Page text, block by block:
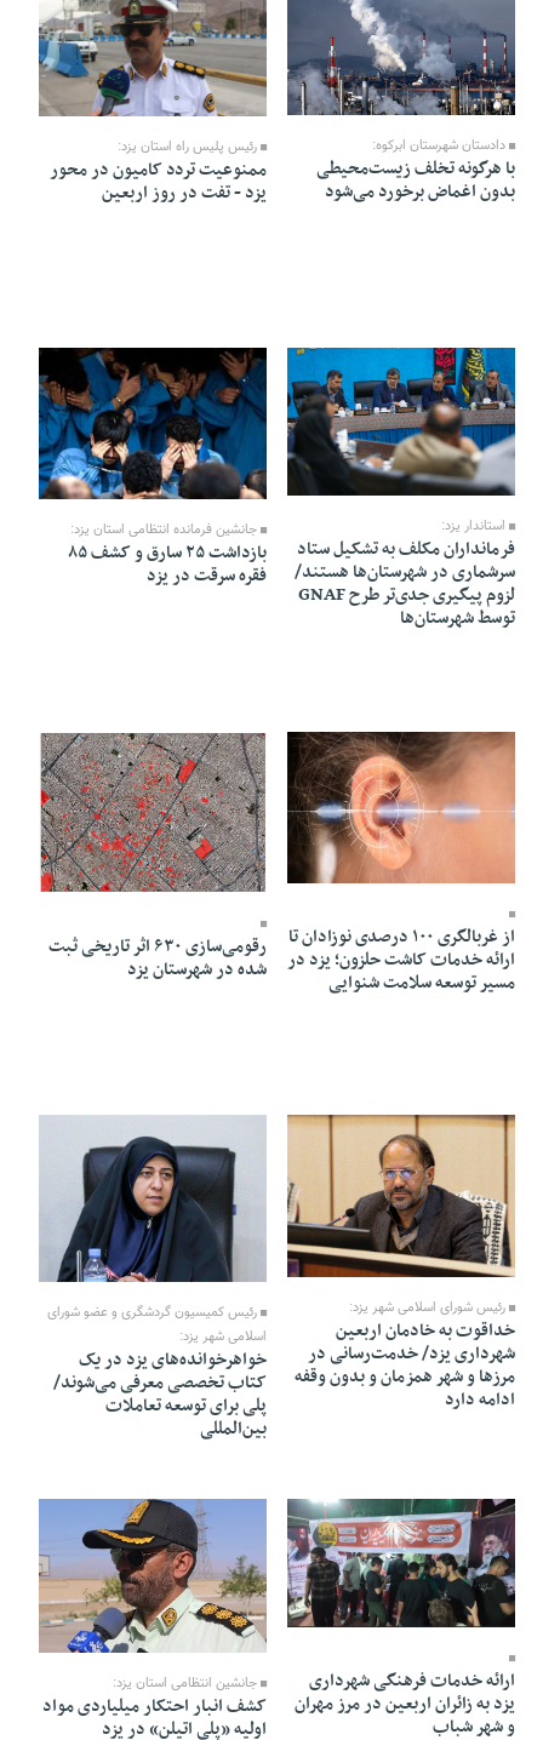
12 Mordad 1405 - 11:46
دادستان شهرستان ابرکوه:
با هرگونه تخلف زیست‌محیطی
بدون اغماض برخورد می‌شود
رئیس پلیس راه استان یزد:
ممنوعیت تردد کامیون در محور
یزد - تفت در روز اربعین
11 Mordad 1405 - 07:55
استاندار یزد:
فرمانداران مکلف به تشکیل ستاد
سرشماری در شهرستان‌ها هستند/
لزوم پیگیری جدی‌تر طرح GNAF
توسط شهرستان‌ها
10 Mordad 1405 - 22:01
جانشین فرمانده انتظامی استان یزد:
بازداشت ۲۵ سارق و کشف ۸۵
فقره سرقت در یزد
از غربالگری ۱۰۰ درصدی نوزادان تا
ارائه خدمات کاشت حلزون؛ یزد در
مسیر توسعه سلامت شنوایی
10 Mordad 1405 - 21:51
رقومی‌سازی ۶۳۰ اثر تاریخی ثبت‌
شده در شهرستان یزد
10 Mordad 1405 - 21:48
رئیس شورای اسلامی شهر یزد:
خداقوت به خادمان اربعین
شهرداری یزد/ خدمت‌رسانی در
مرزها و شهر همزمان و بدون وقفه
ادامه دارد
رئیس کمیسیون گردشگری و عضو شورای
اسلامی شهر یزد:
خواهرخوانده‌های یزد در یک
کتاب تخصصی معرفی می‌شوند/
پلی برای توسعه تعاملات
بین‌المللی
ارائه خدمات فرهنگی شهرداری
یزد به زائران اربعین در مرز مهران
و شهر شباب
10 Mordad 1405 - 20:23
جانشین انتظامی استان یزد:
کشف انبار احتکار میلیاردی مواد
اولیه «پلی اتیلن» در یزد